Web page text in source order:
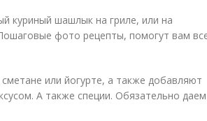
куриный шашлык на гриле, или на
фото рецепты, помогут вам
или йогурте, а также добавляют
А также специи. Обязательно даем